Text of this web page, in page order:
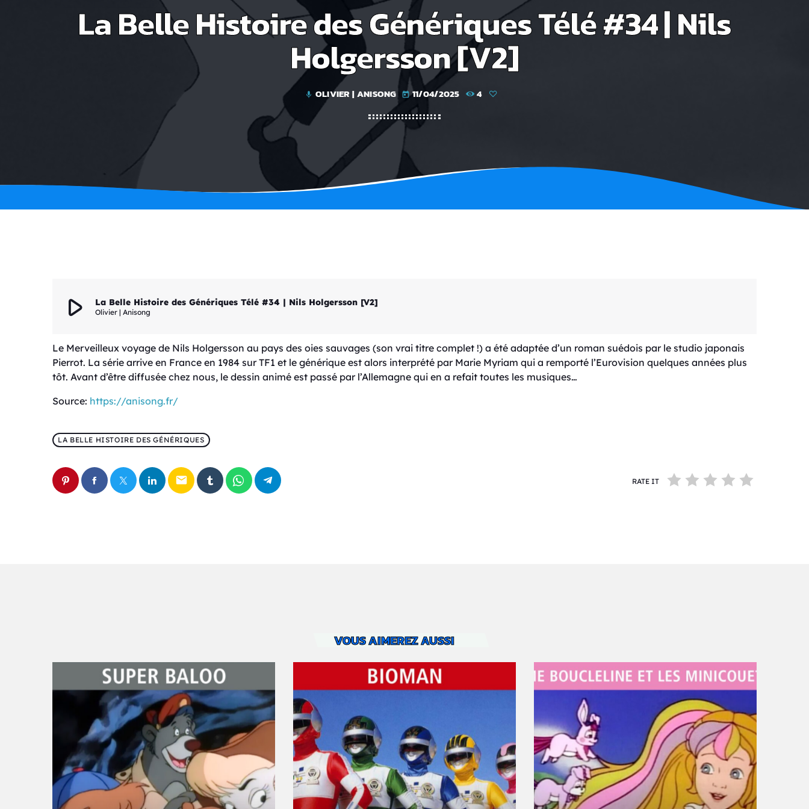
La Belle Histoire des Génériques Télé #34 | Nils
Holgersson [V2]
mic OLIVIER | ANISONG today 11/04/2025 4
play_arrow La Belle Histoire des Génériques Télé #34 | Nils Holgersson [V2]
Olivier | Anisong
Le Merveilleux voyage de Nils Holgersson au pays des oies sauvages (son vrai titre complet !) a été adaptée d’un roman suédois par le studio japonais
Pierrot. La série arrive en France en 1984 sur TF1 et le générique est alors interprété par Marie Myriam qui a remporté l’Eurovision quelques années plus
tôt. Avant d’être diffusée chez nous, le dessin animé est passé par l’Allemagne qui en a refait toutes les musiques…
Source: https://anisong.fr/
LA BELLE HISTOIRE DES GÉNÉRIQUES
email RATE IT
VOUS AIMEREZ AUSSI